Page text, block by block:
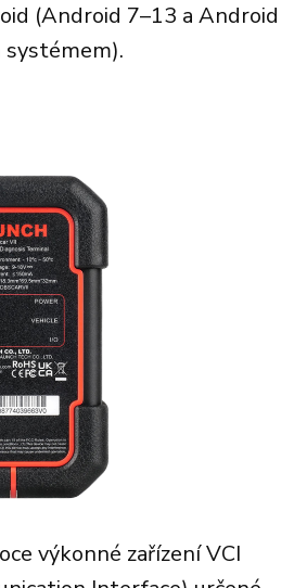
(Android 7–13 a Android
výkonné zařízení VCI